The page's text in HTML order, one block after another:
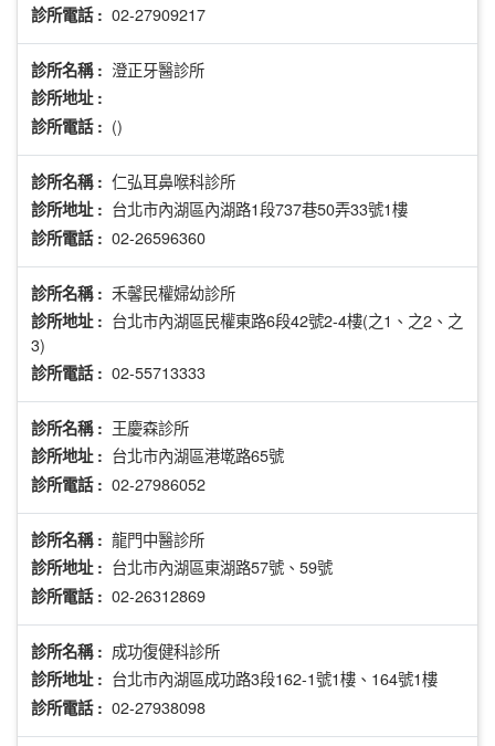
診所電話 : 02-27909217
診所名稱 : 澄正牙醫診所
診所地址 :
診所電話 : ()
診所名稱 : 仁弘耳鼻喉科診所
診所地址 : 台北市內湖區內湖路1段737巷50弄33號1樓
診所電話 : 02-26596360
診所名稱 : 禾馨民權婦幼診所
診所地址 : 台北市內湖區民權東路6段42號2-4樓(之1、之2、之
3)
診所電話 : 02-55713333
診所名稱 : 王慶森診所
診所地址 : 台北市內湖區港墘路65號
診所電話 : 02-27986052
診所名稱 : 龍門中醫診所
診所地址 : 台北市內湖區東湖路57號、59號
診所電話 : 02-26312869
診所名稱 : 成功復健科診所
診所地址 : 台北市內湖區成功路3段162-1號1樓、164號1樓
診所電話 : 02-27938098